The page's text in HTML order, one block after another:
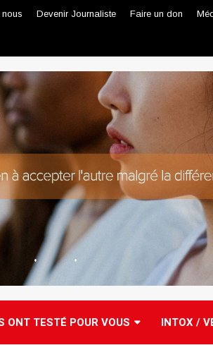
Devenir Journaliste
Journaliste citoyen
Faire un don
ONT TESTÉ POUR VOUS INTOX /